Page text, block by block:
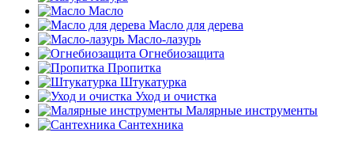
Масло
Масло для дерева
Масло-лазурь
Огнебиозащита
Пропитка
Штукатурка
Уход и очистка
Малярные инструменты
Сантехника